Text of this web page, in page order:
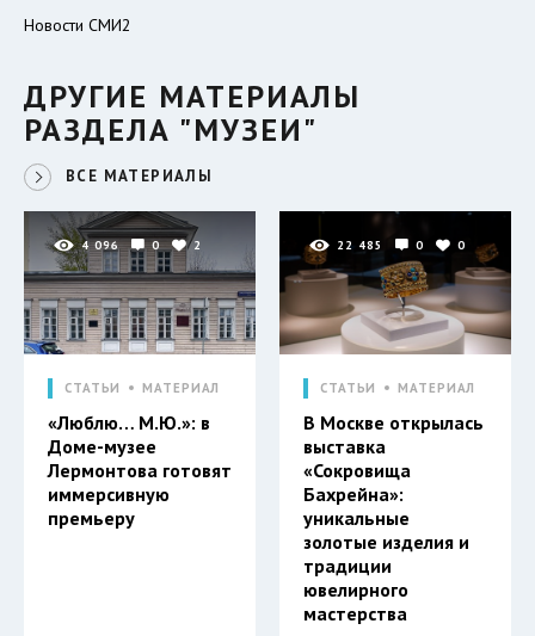
Новости СМИ2
ДРУГИЕ МАТЕРИАЛЫ
РАЗДЕЛА "МУЗЕИ"
ВСЕ МАТЕРИАЛЫ
4 096 0 2
СТАТЬИ МАТЕРИАЛ
«Люблю… М.Ю.»: в
Доме-музее
Лермонтова готовят
иммерсивную
премьеру
22 485 0 0
СТАТЬИ МАТЕРИАЛ
В Москве открылась
выставка
«Сокровища
Бахрейна»:
уникальные
золотые изделия и
традиции
ювелирного
мастерства